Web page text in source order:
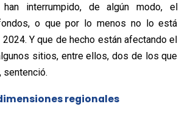
interrumpido, de algún modo, el
o que por lo menos no lo está
Y que de hecho están afectando el
sitios, entre ellos, dos de los que
sentenció.
regionales